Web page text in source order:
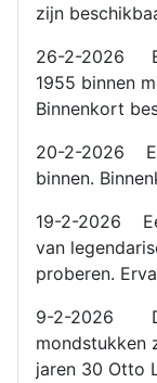
zijn
26-2-2026
1955 binnen
Binnenkort
20-2-2026
binnen.
19-2-2026
van
proberen.
9-2-2026 De
mondstukken
jaren 30 Otto